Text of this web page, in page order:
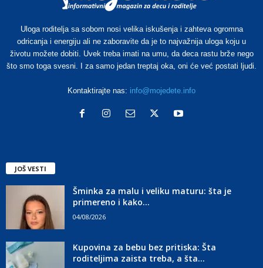
Uloga roditelja sa sobom nosi velika iskušenja i zahteva ogromna
odricanja i energiju ali ne zaboravite da je to najvažnija uloga koju u
životu možete dobiti. Uvek treba imati na umu, da deca rastu brže nego
što smo toga svesni. I za samo jedan treptaj oka, oni će već postati ljudi.
Kontaktirajte nas: info@mojedete.info
JOŠ VESTI
Šminka za malu i veliku maturu: šta je
primereno i kako...
04/08/2026
Kupovina za bebu bez pritiska: Šta
roditeljima zaista treba, a šta...